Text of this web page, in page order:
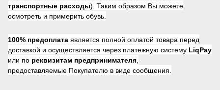
транспортные расходы). Таким образом Вы можете
осмотреть и примерить обувь.
100% предоплата является полной оплатой товара перед
доставкой и осуществляется через платежную систему LiqPay
или по реквизитам предпринимателя
предоставляемые Покупателю в виде сообщения.